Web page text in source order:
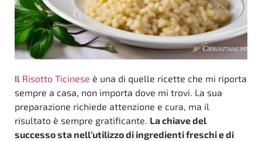
Il Risotto Ticinese è una di quelle ricette che mi riporta
sempre a casa, non importa dove mi trovi. La sua
preparazione richiede attenzione e cura, ma il
risultato è sempre gratificante. La chiave del
successo sta nell’utilizzo di ingredienti freschi e di